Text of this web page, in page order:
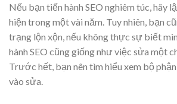
Nếu bạn tiến hành SEO nghiêm túc, hãy
hiện trong một vài năm. Tuy nhiên, bạn
trạng lộn xộn, nếu không thực sự biết
hành SEO cũng giống như việc sửa một
Trước hết, bạn nên tìm hiểu xem bộ
vào sửa.